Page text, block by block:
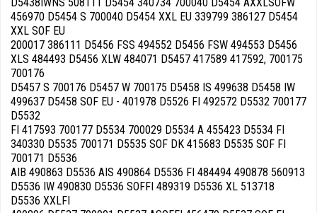
456970 D5454 S 700040 D5454 XXL EU 339799 386127 D5454
XXL SOF EU
200017 386111 D5456 FSS 494552 D5456 FSW 494553 D5456
XLS 484493 D5456 XLW 484071 D5457 417589 417592, 700175
700176
D5457 S 700176 D5457 W 700175 D5458 IS 499638 D5458 IW
499637 D5458 SOF EU - 401978 D5526 FI 492572 D5532 700177
D5532
FI 417593 700177 D5534 700029 D5534 A 455423 D5534 FI
340330 D5535 700171 D5535 SOF DK 415683 D5535 SOF FI
700171 D5536
AIB 490863 D5536 AIS 490864 D5536 FI 484494 490878 560913
D5536 IW 490830 D5536 SOFFI 489319 D5536 XL 513718
D5536 XXLFI